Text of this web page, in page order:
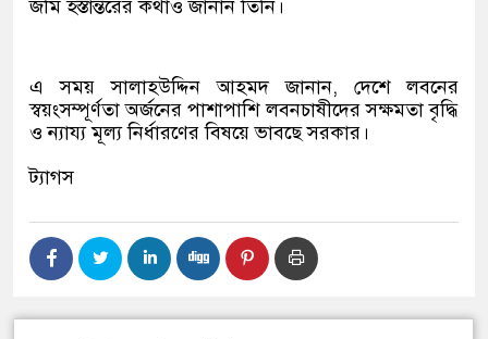
জমি হস্তান্তরের কথাও জানান তিনি।
এ সময় সালাহউদ্দিন আহমদ জানান, দেশে লবনের
স্বয়ংসম্পূর্ণতা অর্জনের পাশাপাশি লবনচাষীদের সক্ষমতা বৃদ্ধি
ও ন্যায্য মূল্য নির্ধারণের বিষয়ে ভাবছে সরকার।
ট্যাগস